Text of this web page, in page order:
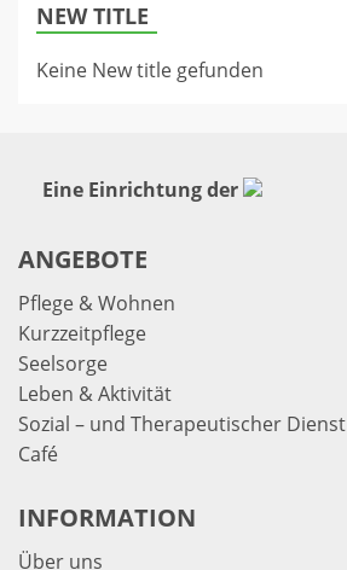
NEW TITLE
Keine New title gefunden
Eine Einrichtung der
ANGEBOTE
Pflege & Wohnen
Kurzzeitpflege
Seelsorge
Leben & Aktivität
Sozial – und Therapeutischer Dienst
Café
INFORMATION
Über uns